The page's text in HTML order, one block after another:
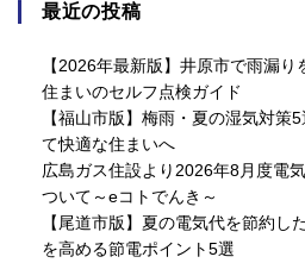
最近の投稿
【2026年最新版】井原市で雨漏
住まいのセルフ点検ガイド
【福山市版】梅雨・夏の湿気対策
て快適な住まいへ
広島ガス住設より2026年8月度電
ついて～eコトでんき～
【尾道市版】夏の電気代を節約し
を高める節電ポイント5選